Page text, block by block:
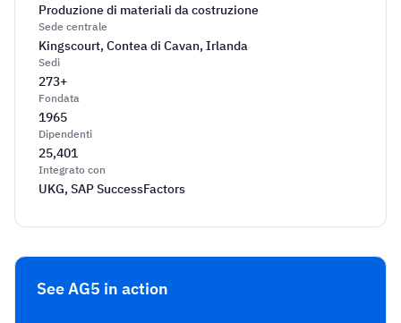
Produzione di materiali da costruzione
Sede centrale
Kingscourt, Contea di Cavan, Irlanda
Sedi
273+
Fondata
1965
Dipendenti
25,401
Integrato con
UKG, SAP SuccessFactors
See AG5 in action